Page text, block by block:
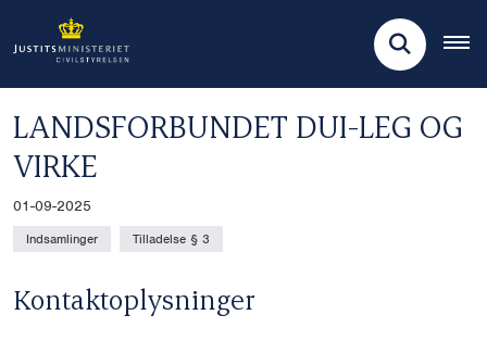
LANDSFORBUNDET DUI-LEG OG
VIRKE
01-09-2025
Indsamlinger Tilladelse § 3
Kontaktoplysninger